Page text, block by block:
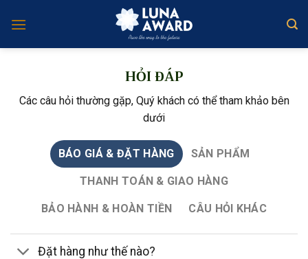
HỎI ĐÁP
Các câu hỏi thường gặp, Quý khách có thể tham khảo bên
dưới
BÁO GIÁ & ĐẶT HÀNG SẢN PHẨM
THANH TOÁN & GIAO HÀNG
BẢO HÀNH & HOÀN TIỀN CÂU HỎI KHÁC
Đặt hàng như thế nào?